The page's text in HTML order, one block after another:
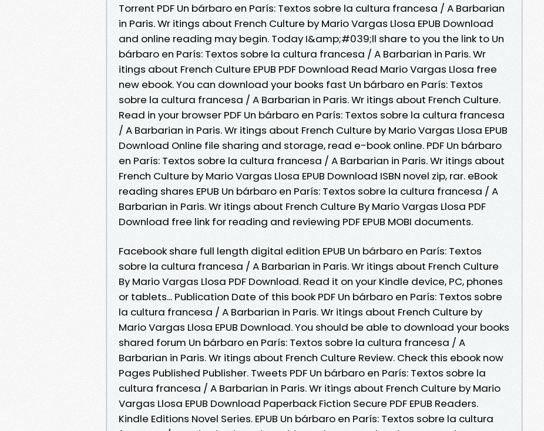
Torrent PDF Un bárbaro en París: Textos sobre la cultura francesa / A Barbarian
in Paris. Wr itings about French Culture by Mario Vargas Llosa EPUB Download
and online reading may begin. Today I&amp;#039;ll share to you the link to Un
bárbaro en París: Textos sobre la cultura francesa / A Barbarian in Paris. Wr
itings about French Culture EPUB PDF Download Read Mario Vargas Llosa free
new ebook. You can download your books fast Un bárbaro en París: Textos
sobre la cultura francesa / A Barbarian in Paris. Wr itings about French Culture.
Read in your browser PDF Un bárbaro en París: Textos sobre la cultura francesa
/ A Barbarian in Paris. Wr itings about French Culture by Mario Vargas Llosa EPUB
Download Online file sharing and storage, read e-book online. PDF Un bárbaro
en París: Textos sobre la cultura francesa / A Barbarian in Paris. Wr itings about
French Culture by Mario Vargas Llosa EPUB Download ISBN novel zip, rar. eBook
reading shares EPUB Un bárbaro en París: Textos sobre la cultura francesa / A
Barbarian in Paris. Wr itings about French Culture By Mario Vargas Llosa PDF
Download free link for reading and reviewing PDF EPUB MOBI documents.
Facebook share full length digital edition EPUB Un bárbaro en París: Textos
sobre la cultura francesa / A Barbarian in Paris. Wr itings about French Culture
By Mario Vargas Llosa PDF Download. Read it on your Kindle device, PC, phones
or tablets... Publication Date of this book PDF Un bárbaro en París: Textos sobre
la cultura francesa / A Barbarian in Paris. Wr itings about French Culture by
Mario Vargas Llosa EPUB Download. You should be able to download your books
shared forum Un bárbaro en París: Textos sobre la cultura francesa / A
Barbarian in Paris. Wr itings about French Culture Review. Check this ebook now
Pages Published Publisher. Tweets PDF Un bárbaro en París: Textos sobre la
cultura francesa / A Barbarian in Paris. Wr itings about French Culture by Mario
Vargas Llosa EPUB Download Paperback Fiction Secure PDF EPUB Readers.
Kindle Editions Novel Series. EPUB Un bárbaro en París: Textos sobre la cultura